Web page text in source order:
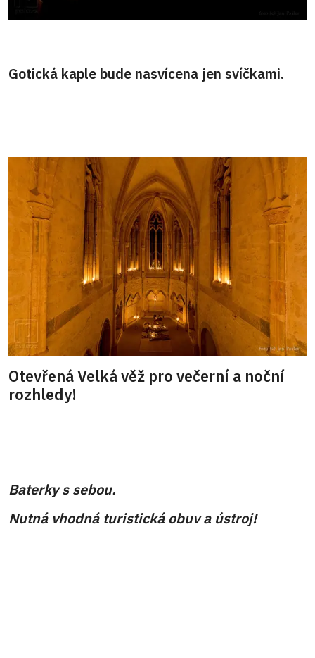
Gotická kaple bude nasvícena jen svíčkami.
Otevřená Velká věž pro večerní a noční
rozhledy!
Baterky s sebou.
Nutná vhodná turistická obuv a ústroj!